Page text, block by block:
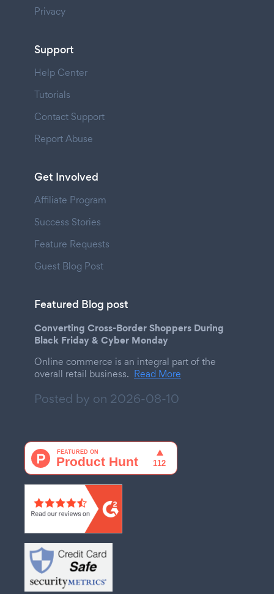
Privacy
Support
Help Center
Tutorials
Contact Support
Report Abuse
Get Involved
Affiliate Program
Success Stories
Feature Requests
Guest Blog Post
Featured Blog post
Converting Cross-Border Shoppers During
Black Friday & Cyber Monday
Online commerce is an integral part of the
overall retail business. Read More
Posted by on 2026-08-10